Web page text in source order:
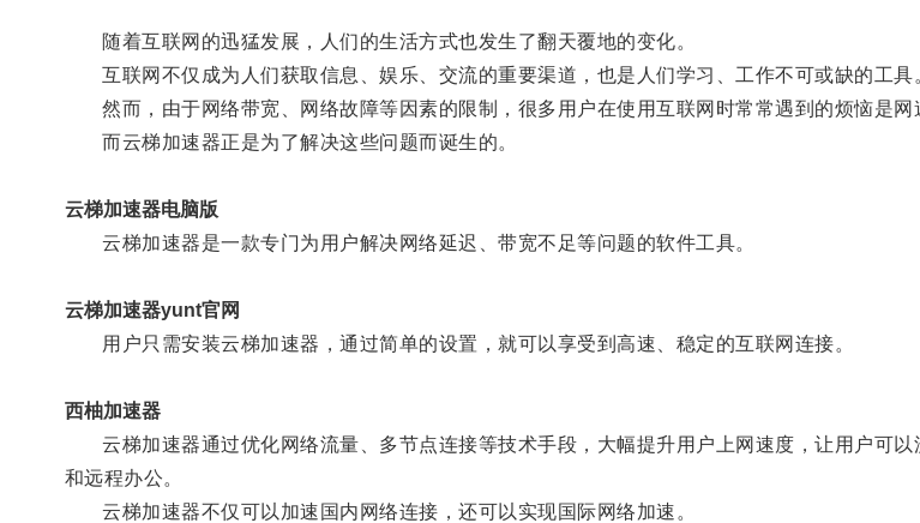
随着互联网的迅猛发展，人们的生活方式也发生了翻天覆地的变化。
互联网不仅成为人们获取信息、娱乐、交流的重要渠道，也是人们学习、工作不可或缺的工具
然而，由于网络带宽、网络故障等因素的限制，很多用户在使用互联网时常常遇到的烦恼是网
而云梯加速器正是为了解决这些问题而诞生的。
云梯加速器电脑版
云梯加速器是一款专门为用户解决网络延迟、带宽不足等问题的软件工具。
云梯加速器yunt官网
用户只需安装云梯加速器，通过简单的设置，就可以享受到高速、稳定的互联网连接。
西柚加速器
云梯加速器通过优化网络流量、多节点连接等技术手段，大幅提升用户上网速度，让用户可以
和远程办公。
云梯加速器不仅可以加速国内网络连接，还可以实现国际网络加速。